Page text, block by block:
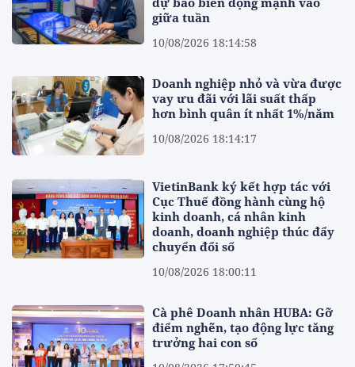
giữa tuần
10/08/2026 18:14:58
Doanh nghiệp nhỏ và vừa được
vay ưu đãi với lãi suất thấp
hơn bình quân ít nhất 1%/năm
10/08/2026 18:14:17
VietinBank ký kết hợp tác với
Cục Thuế đồng hành cùng hộ
kinh doanh, cá nhân kinh
doanh, doanh nghiệp thúc đẩy
chuyển đổi số
10/08/2026 18:00:11
Cà phê Doanh nhân HUBA: Gỡ
điểm nghẽn, tạo động lực tăng
trưởng hai con số